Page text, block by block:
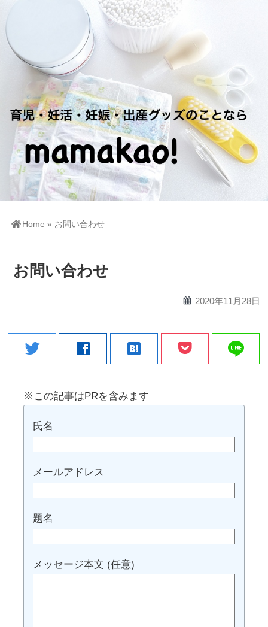
Home » お問い合わせ
お問い合わせ
calendar 2020年11月28日
twitter facebook hatenabookmark line
※この記事はPRを含みます
氏名
メールアドレス
題名
メッセージ本文 (任意)